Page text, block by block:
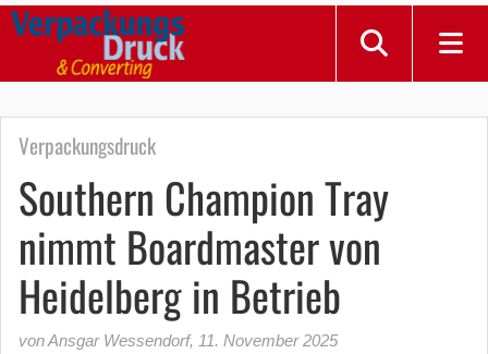
Verpackungsdruck
Southern Champion Tray
nimmt Boardmaster von
Heidelberg in Betrieb
von Ansgar Wessendorf, 11. November 2025